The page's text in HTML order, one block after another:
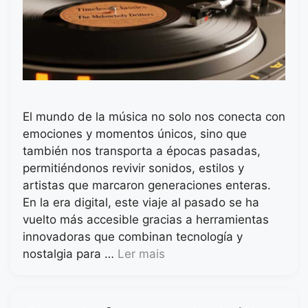
El mundo de la música no solo nos conecta con
emociones y momentos únicos, sino que
también nos transporta a épocas pasadas,
permitiéndonos revivir sonidos, estilos y
artistas que marcaron generaciones enteras.
En la era digital, este viaje al pasado se ha
vuelto más accesible gracias a herramientas
innovadoras que combinan tecnología y
nostalgia para … Ler mais